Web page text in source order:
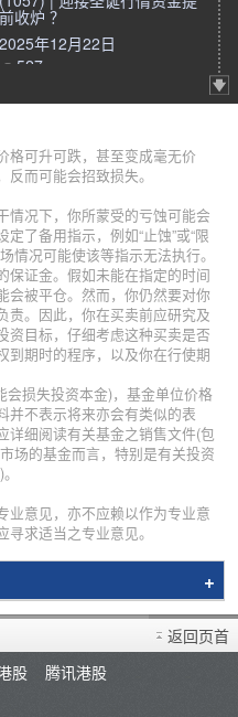
前收炉 ？
2025年12月22日
527
格可升可跌，甚至变成毫无价
而可能会招致损失。
情况下，你所蒙受的亏蚀可能会
了备用指示，例如“止蚀”或“限
情况可能使该等指示无法执行。
保证金。假如未能在指定的时间
会被平仓。然而，你仍然要对你
责。因此，你在买卖前应研究及
资目标，仔细考虑这种买卖是否
到期时的程序，以及你在行使期
损失投资本金)，基金单位价格
并不表示将来亦会有类似的表
详细阅读有关基金之销售文件(包
场的基金而言，特别是有关投资
业意见，亦不应赖以作为专业意
求适当之专业意见。
返回页首
股
腾讯港股